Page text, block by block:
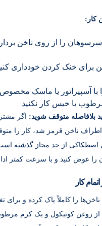
کار:
سرسوهان را از روی ناخن
برای خنک کردن خودداری
با آسپیراتور یا ماسک
یا خیس کار نکنید
بلافاصله متوقف شوید: اگر
ناخن قرمز شد، کار را
اصطکاکی از حد مجاز گذشته
را عوض کنید و با سرعت کمتر
را کاملاً پاک کرده و برای
روغن کوتیکول و یک کرم